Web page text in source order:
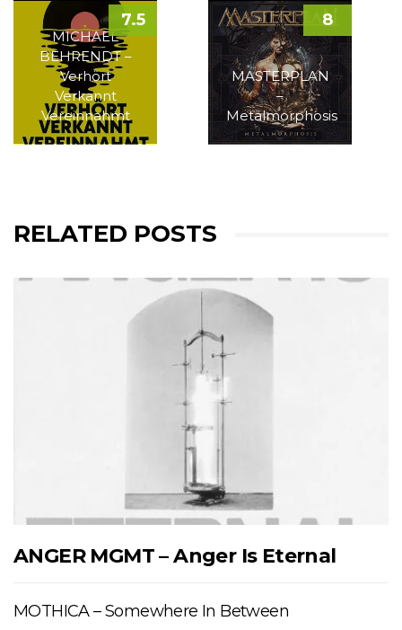
MICHAEL
BEHRENDT –
Verhört
Verkannt
Vereinnahmt
7.5
MASTERPLAN
–
Metalmorphosis
8
RELATED POSTS
ANGER MGMT – Anger Is Eternal
MOTHICA – Somewhere In Between